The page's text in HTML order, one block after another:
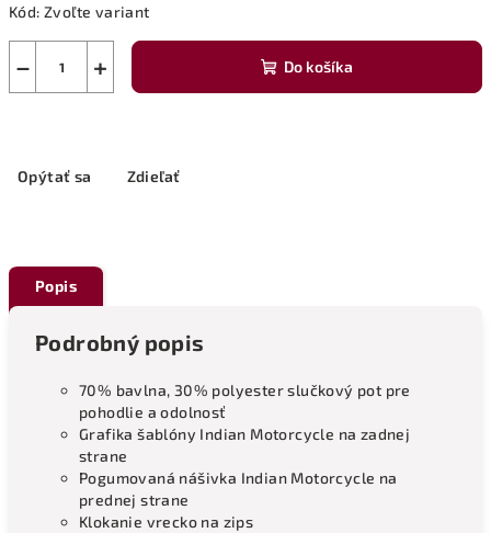
Kód: Zvoľte variant
+
− Do košíka
Opýtať sa Zdieľať
Popis
Podrobný popis
70% bavlna, 30% polyester slučkový pot pre
pohodlie a odolnosť
Grafika šablóny Indian Motorcycle na zadnej
strane
Pogumovaná nášivka Indian Motorcycle na
prednej strane
Klokanie vrecko na zips